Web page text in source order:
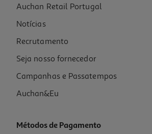
Auchan Retail Portugal
Notícias
Recrutamento
Seja nosso fornecedor
Campanhas e Passatempos
Auchan&Eu
Métodos de Pagamento